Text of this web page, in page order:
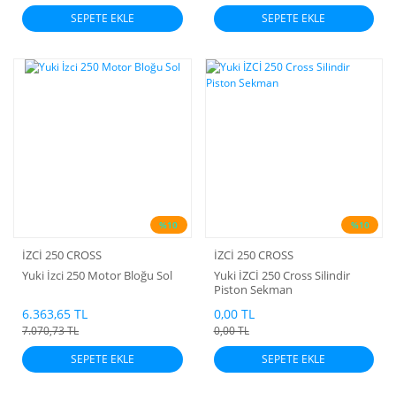
SEPETE EKLE
SEPETE EKLE
%10
İZCİ 250 CROSS
Yuki İzci 250 Motor Bloğu Sol
6.363,65 TL
7.070,73 TL
SEPETE EKLE
%10
İZCİ 250 CROSS
Yuki İZCİ 250 Cross Silindir
Piston Sekman
0,00 TL
0,00 TL
SEPETE EKLE